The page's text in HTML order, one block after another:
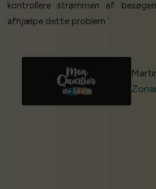
kontrollere strømmen af
afhjælpe dette problem.’